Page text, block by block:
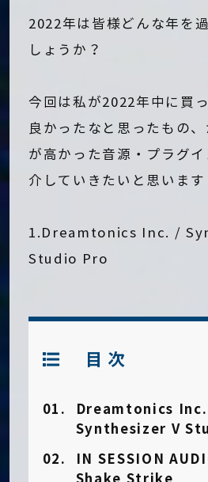
2022年は皆様どんな年を
しょうか？
今回は私が2022年中に買
良かったなと思ったもの
が高かった音源・プラグ
介していきたいと思います
1.Dreamtonics Inc. /
Studio Pro
目次
Dreamtonics
Synthesizer V
IN SESSION